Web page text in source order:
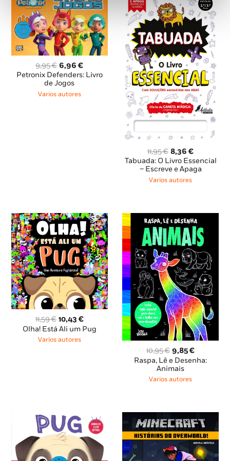
9,95€ O
preço
original
era:
6,96€O
preço
Petronix Defenders: Livro
de Jogos
Varios autores
11,95€ O
preço
original
era:
8,36€O
preço
atual
Tabuada: O Livro Essencial
– Escreve e Apaga
Varios autores
11,59€ O
preço
original
10,43 €O
preço
Olha! Está Ali um Pug
Varios autores
10,95€ O
preço
original
era:
9,85€O
preço
Raspa, Lê e Desenha:
Animais
Varios autores